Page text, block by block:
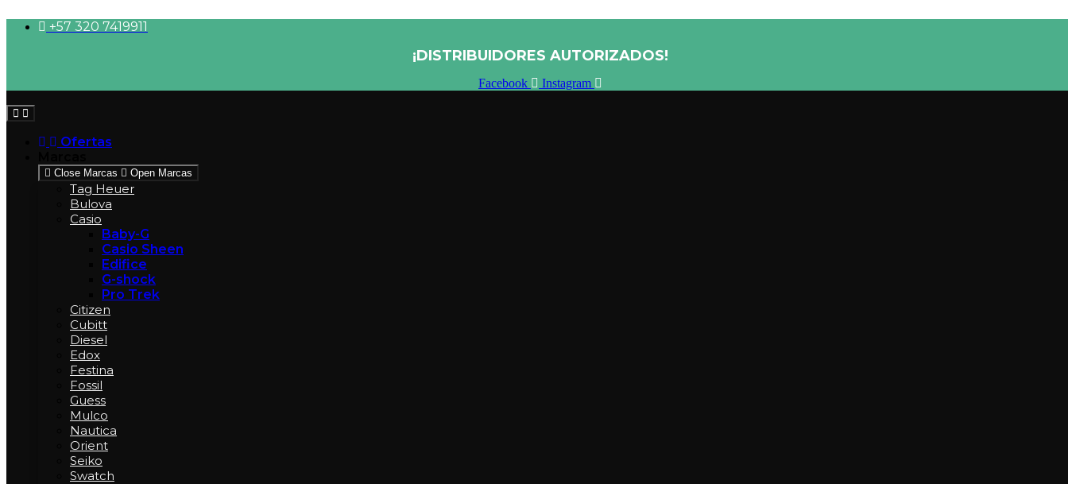
+57 320 7419911
¡DISTRIBUIDORES AUTORIZADOS!
Facebook Instagram
Ofertas
Close Marcas Open Marcas
Tag Heuer
Bulova
Casio
Baby-G
Casio Sheen
Edifice
G-shock
Pro Trek
Citizen
Cubitt
Diesel
Edox
Festina
Fossil
Guess
Mulco
Nautica
Orient
Seiko
Swatch